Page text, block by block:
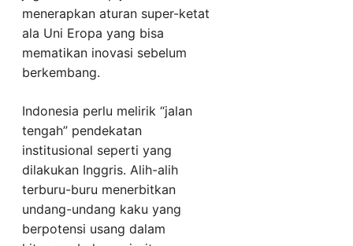
menerapkan aturan super-ketat
ala Uni Eropa yang bisa
mematikan inovasi sebelum
berkembang.
Indonesia perlu melirik “jalan
tengah” pendekatan
institusional seperti yang
dilakukan Inggris. Alih-alih
terburu-buru menerbitkan
undang-undang kaku yang
berpotensi usang dalam